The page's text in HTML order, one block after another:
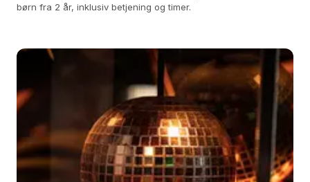
børn fra 2 år, inklusiv betjening og timer.